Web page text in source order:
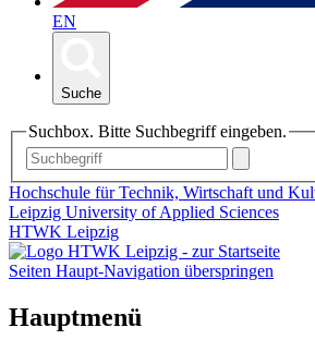
EN
Suche
Suchbox. Bitte Suchbegriff eingeben.
Hochschule für Technik, Wirtschaft und
Leipzig University of Applied Sciences
HTWK Leipzig
Seiten Haupt-Navigation überspringen
Hauptmenü